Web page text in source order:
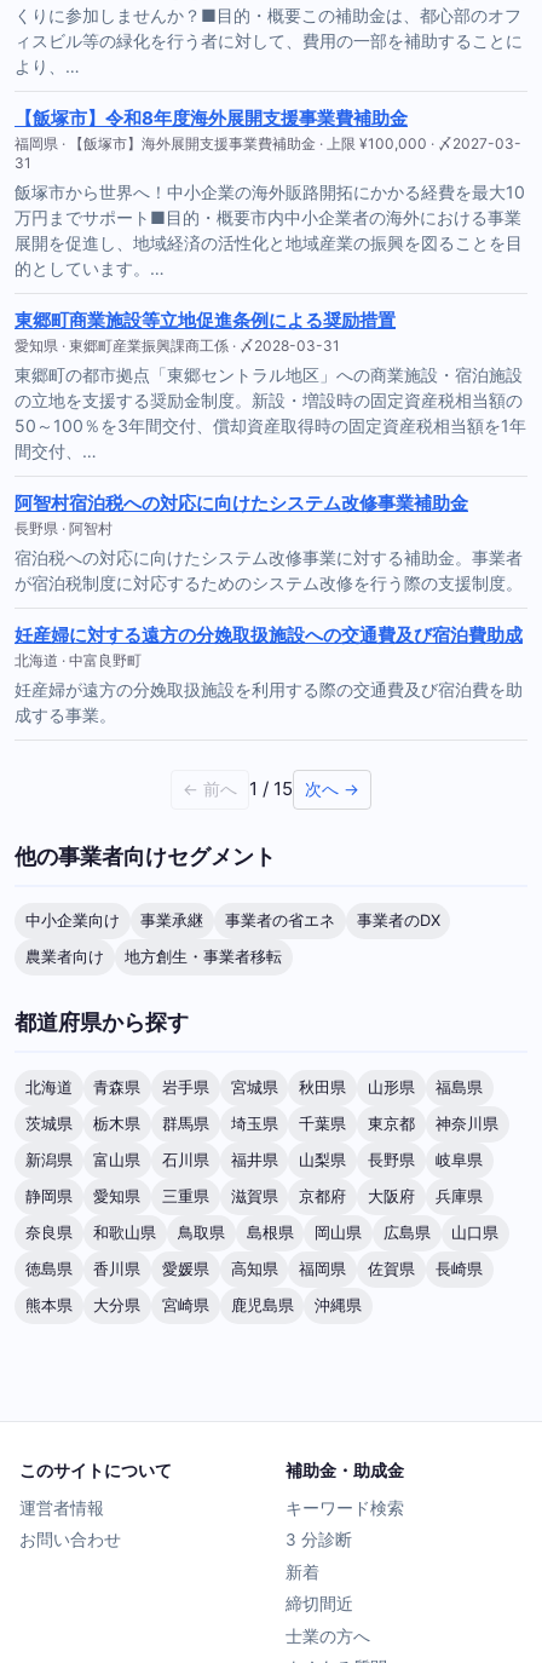
くりに参加しませんか？■目的・概要この補助金は、都心部のオフ
ィスビル等の緑化を行う者に対して、費用の一部を補助することに
より、…
【飯塚市】令和8年度海外展開支援事業費補助金
福岡県 · 【飯塚市】海外展開支援事業費補助金 · 上限 ¥100,000 · 〆2027-03-
31
飯塚市から世界へ！中小企業の海外販路開拓にかかる経費を最大10
万円までサポート■目的・概要市内中小企業者の海外における事業
展開を促進し、地域経済の活性化と地域産業の振興を図ることを目
的としています。…
東郷町商業施設等立地促進条例による奨励措置
愛知県 · 東郷町産業振興課商工係 · 〆2028-03-31
東郷町の都市拠点「東郷セントラル地区」への商業施設・宿泊施設
の立地を支援する奨励金制度。新設・増設時の固定資産税相当額の
50～100％を3年間交付、償却資産取得時の固定資産税相当額を1年
間交付、…
阿智村宿泊税への対応に向けたシステム改修事業補助金
長野県 · 阿智村
宿泊税への対応に向けたシステム改修事業に対する補助金。事業者
が宿泊税制度に対応するためのシステム改修を行う際の支援制度。
妊産婦に対する遠方の分娩取扱施設への交通費及び宿泊費助成
北海道 · 中富良野町
妊産婦が遠方の分娩取扱施設を利用する際の交通費及び宿泊費を助
成する事業。
← 前へ 1 / 15 次へ →
他の事業者向けセグメント
中小企業向け 事業承継 事業者の省エネ
事業者のDX
農業者向け
地方創生・事業者移転
都道府県から探す
北海道 青森県 岩手県 宮城県 秋田県 山形県
福島県
茨城県
栃木県 群馬県 埼玉県 千葉県 東京都
神奈川県
新潟県
富山県 石川県 福井県 山梨県 長野県
岐阜県
静岡県
愛知県 三重県 滋賀県 京都府 大阪府
兵庫県
奈良県
和歌山県 鳥取県 島根県 岡山県 広島県
山口県
徳島県
香川県 愛媛県 高知県 福岡県 佐賀県
長崎県
熊本県
大分県 宮崎県 鹿児島県 沖縄県
このサイトについて
運営者情報
お問い合わせ
補助金・助成金
キーワード検索
3 分診断
新着
締切間近
士業の方へ